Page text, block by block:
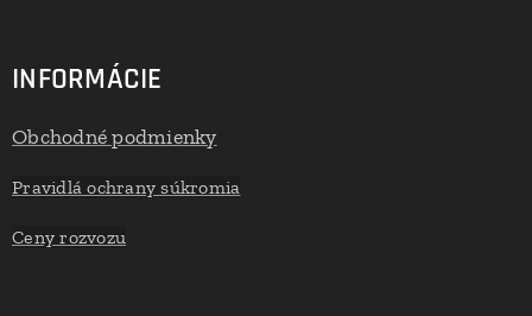
INFORMÁCIE
Obchodné podmienky
Pravidlá ochrany súkromia
Ceny rozvozu